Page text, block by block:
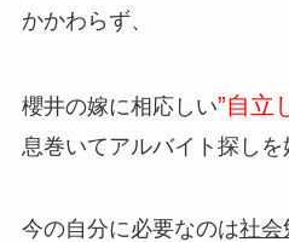
かかわらず、
櫻井の嫁に相応しい”自立
息巻いてアルバイト探しを
今の自分に必要なのは社会